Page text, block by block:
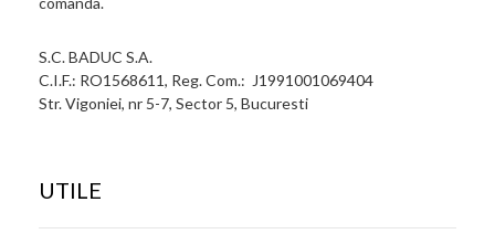
S.C. BADUC S.A.
C.I.F.: RO1568611, Reg. Com.: J1991001069404
Str. Vigoniei, nr 5-7, Sector 5, Bucuresti
UTILE